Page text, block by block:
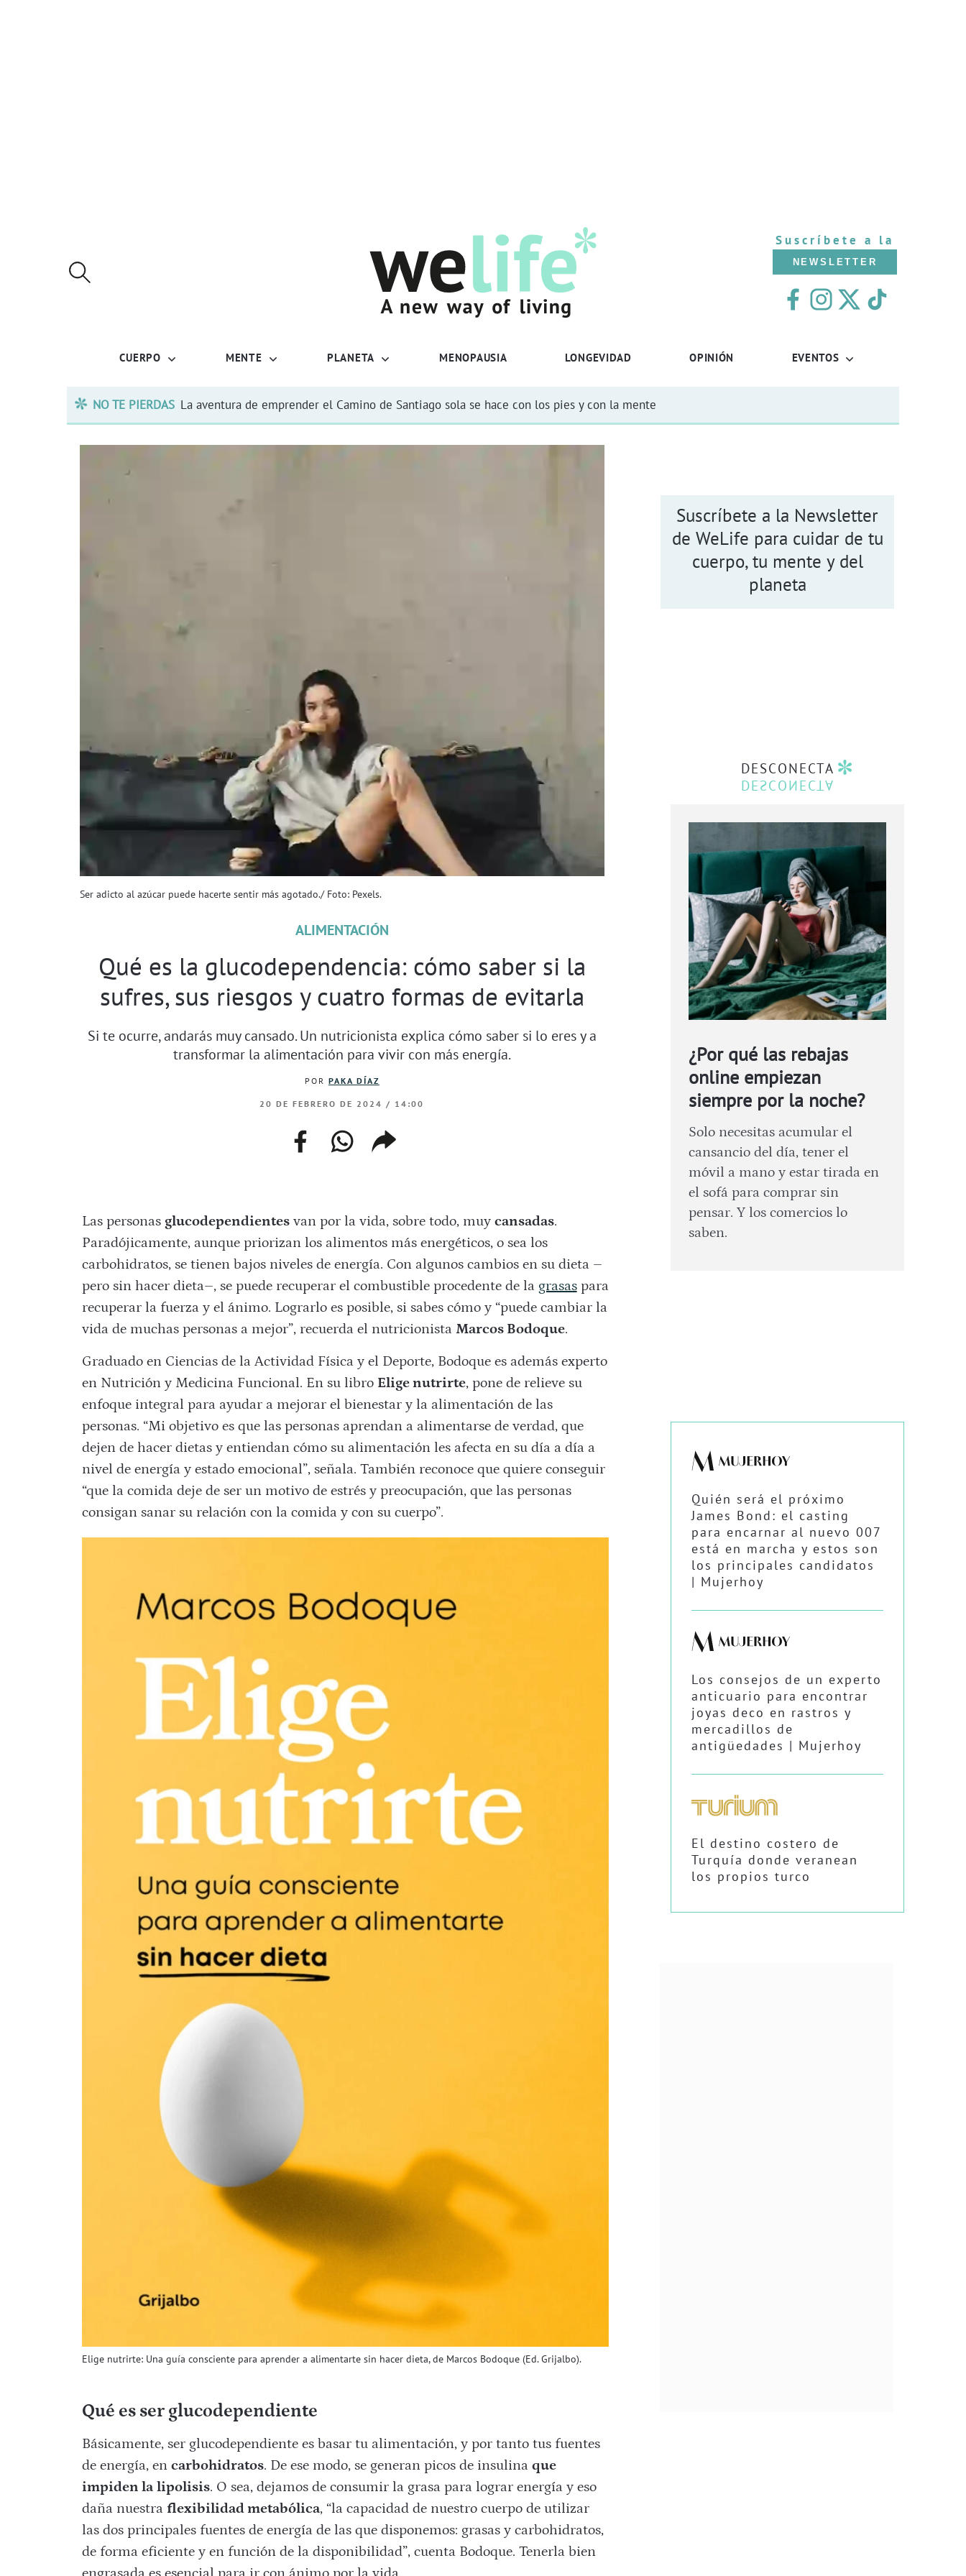
Suscríbete a la
NEWSLETTER
CUERPO MENTE PLANETA MENOPAUSIA LONGEVIDAD OPINIÓN EVENTOS
NO TE PIERDAS La aventura de emprender el Camino de Santiago sola se hace con los pies y con la mente
Ser adicto al azúcar puede hacerte sentir más agotado./ Foto: Pexels.
ALIMENTACIÓN
Qué es la glucodependencia: cómo saber si la
sufres, sus riesgos y cuatro formas de evitarla
Si te ocurre, andarás muy cansado. Un nutricionista explica cómo saber si lo eres y a
transformar la alimentación para vivir con más energía.
POR PAKA DÍAZ
20 DE FEBRERO DE 2024 / 14:00
facebookwhatsapp
web
copiar
enlace
Las personas glucodependientesvan por la vida, sobre todo, muy cansadas.
Paradójicamente, aunque priorizan los alimentos más energéticos, o sea los
carbohidratos, se tienen bajos niveles de energía. Con algunos cambios en su dieta –
pero sin hacer dieta–, se puede recuperar el combustible procedente de la grasaspara
recuperar la fuerza y el ánimo. Lograrlo es posible, si sabes cómo y “puede cambiar la
vida de muchas personas a mejor”, recuerda el nutricionista Marcos Bodoque.
Graduado en Ciencias de la Actividad Física y el Deporte, Bodoque es además experto
en Nutrición y Medicina Funcional. En su libro Elige nutrirte, pone de relieve su
enfoque integral para ayudar a mejorar el bienestar y la alimentación de las
personas. “Mi objetivo es que las personas aprendan a alimentarse de verdad, que
dejen de hacer dietas y entiendan cómo su alimentación les afecta en su día a día a
nivel de energía y estado emocional”, señala. También reconoce que quiere conseguir
“que la comida deje de ser un motivo de estrés y preocupación, que las personas
consigan sanar su relación con la comida y con su cuerpo”.
Elige nutrirte: Una guía consciente para aprender a alimentarte sin hacer dieta, de Marcos Bodoque (Ed. Grijalbo).
Qué es ser glucodependiente
Básicamente, ser glucodependiente es basar tu alimentación, y por tanto tus fuentes
de energía, en carbohidratos. De ese modo, se generan picos de insulina que
impiden la lipolisis. O sea, dejamos de consumir la grasa para lograr energía y eso
daña nuestra flexibilidad metabólica, “la capacidad de nuestro cuerpo de utilizar
las dos principales fuentes de energía de las que disponemos: grasas y carbohidratos,
de forma eficiente y en función de la disponibilidad”, cuenta Bodoque. Tenerla bien
Suscríbete a la Newsletter
de WeLife para cuidar de tu
cuerpo, tu mente y del
planeta
DESCONECTA
¿Por qué las rebajas
online empiezan
siempre por la noche?
Solo necesitas acumular el
cansancio del día, tener el
móvil a mano y estar tirada en
el sofá para comprar sin
pensar. Y los comercios lo
saben.
Quién será el próximo
James Bond: el casting
para encarnar al nuevo 007
está en marcha y estos son
los principales candidatos
| Mujerhoy
Los consejos de un experto
anticuario para encontrar
joyas deco en rastros y
mercadillos de
antigüedades | Mujerhoy
El destino costero de
Turquía donde veranean
los propios turco